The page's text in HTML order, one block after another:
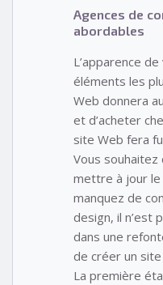
Agences de
abordables
L’apparence
éléments les
Web donnera
et d’acheter
site Web fera
Vous souhaitez
mettre à jour le
manquez de
design, il n’est
dans une
de créer un
La première